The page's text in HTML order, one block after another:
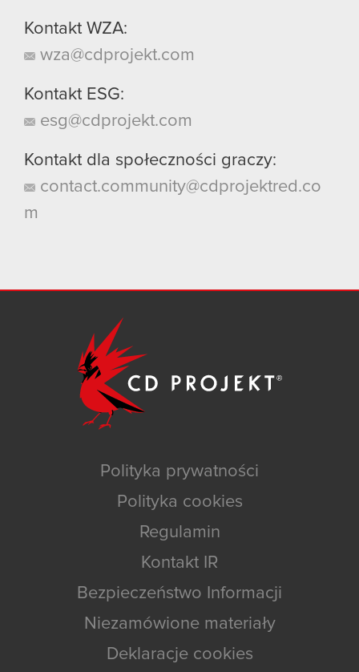
Kontakt WZA:
wza@cdprojekt.com
Kontakt ESG:
esg@cdprojekt.com
Kontakt dla społeczności graczy:
contact.community@cdprojektred.co
m
Polityka prywatności
Polityka cookies
Regulamin
Kontakt IR
Bezpieczeństwo Informacji
Niezamówione materiały
Deklaracje cookies